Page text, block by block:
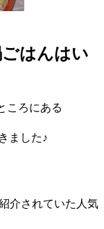
ごはんはい
ころにある
ました♪
介されていた人気